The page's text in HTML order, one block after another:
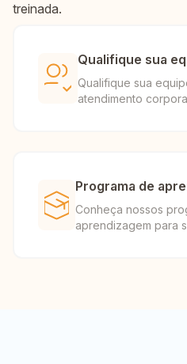
treinada.
Qualifique sua
Qualifique sua
atendimento
Programa de
Conheça nossos
aprendizagem para